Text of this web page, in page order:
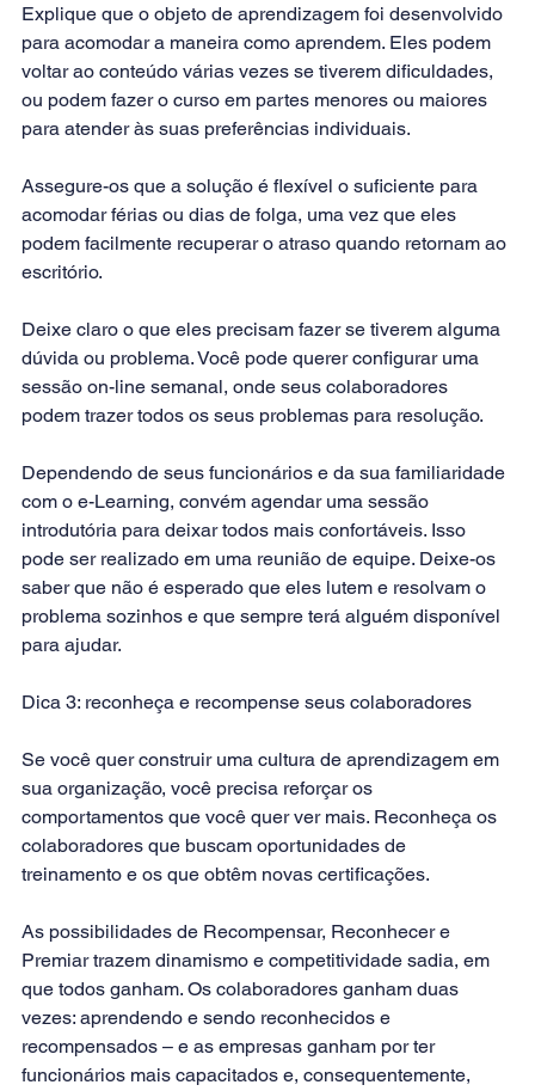
Explique que o objeto de aprendizagem foi desenvolvido
para acomodar a maneira como aprendem. Eles podem
voltar ao conteúdo várias vezes se tiverem dificuldades,
ou podem fazer o curso em partes menores ou maiores
para atender às suas preferências individuais.
Assegure-os que a solução é flexível o suficiente para
acomodar férias ou dias de folga, uma vez que eles
podem facilmente recuperar o atraso quando retornam ao
escritório.
Deixe claro o que eles precisam fazer se tiverem alguma
dúvida ou problema. Você pode querer configurar uma
sessão on-line semanal, onde seus colaboradores
podem trazer todos os seus problemas para resolução.
Dependendo de seus funcionários e da sua familiaridade
com o e-Learning, convém agendar uma sessão
introdutória para deixar todos mais confortáveis. Isso
pode ser realizado em uma reunião de equipe. Deixe-os
saber que não é esperado que eles lutem e resolvam o
problema sozinhos e que sempre terá alguém disponível
para ajudar.
Dica 3: reconheça e recompense seus colaboradores
Se você quer construir uma cultura de aprendizagem em
sua organização, você precisa reforçar os
comportamentos que você quer ver mais. Reconheça os
colaboradores que buscam oportunidades de
treinamento e os que obtêm novas certificações.
As possibilidades de Recompensar, Reconhecer e
Premiar trazem dinamismo e competitividade sadia, em
que todos ganham. Os colaboradores ganham duas
vezes: aprendendo e sendo reconhecidos e
recompensados – e as empresas ganham por ter
funcionários mais capacitados e, consequentemente,